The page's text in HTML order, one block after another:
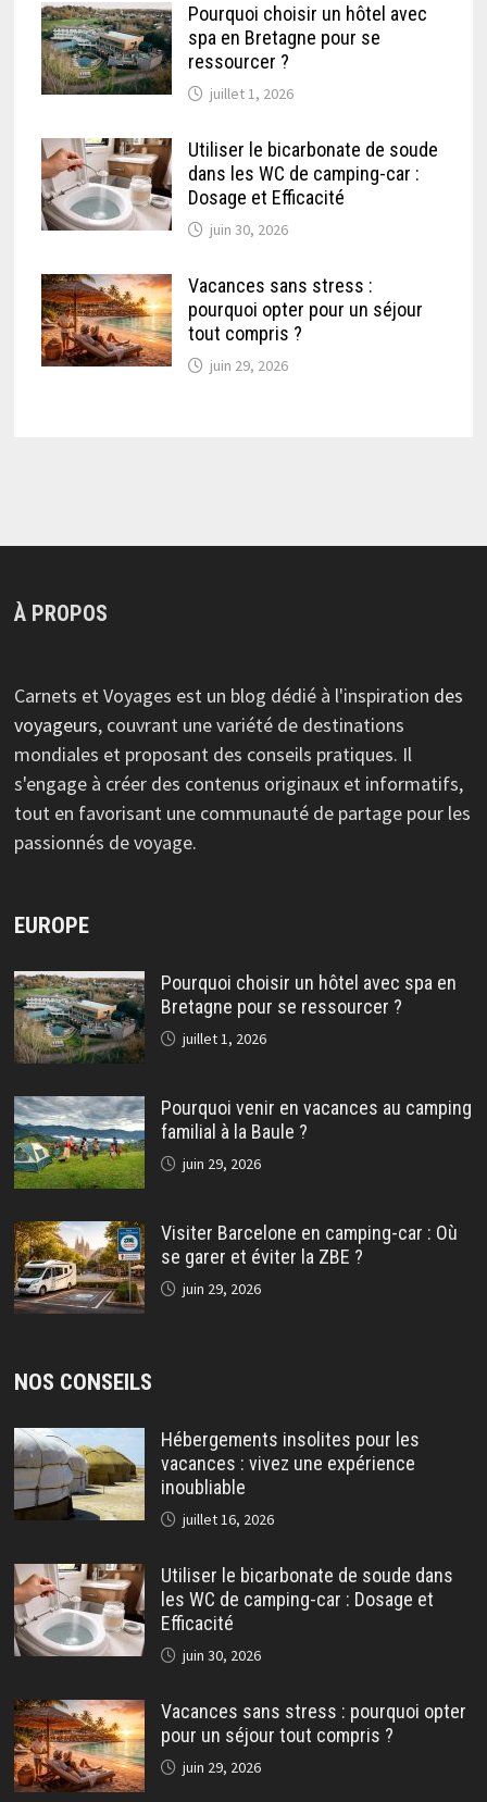
Pourquoi choisir un hôtel avec
spa en Bretagne pour se
ressourcer ?
juillet 1, 2026
Utiliser le bicarbonate de soude
dans les WC de camping-car :
Dosage et Efficacité
juin 30, 2026
Vacances sans stress :
pourquoi opter pour un séjour
tout compris ?
juin 29, 2026
À PROPOS
Carnets et Voyages est un blog dédié à l'inspiration des
voyageurs, couvrant une variété de destinations
mondiales et proposant des conseils pratiques. Il
s'engage à créer des contenus originaux et informatifs,
tout en favorisant une communauté de partage pour les
passionnés de voyage.
EUROPE
Pourquoi choisir un hôtel avec spa en
Bretagne pour se ressourcer ?
juillet 1, 2026
Pourquoi venir en vacances au camping
familial à la Baule ?
juin 29, 2026
Visiter Barcelone en camping-car : Où
se garer et éviter la ZBE ?
juin 29, 2026
NOS CONSEILS
Hébergements insolites pour les
vacances : vivez une expérience
inoubliable
juillet 16, 2026
Utiliser le bicarbonate de soude dans
les WC de camping-car : Dosage et
Efficacité
juin 30, 2026
Vacances sans stress : pourquoi opter
pour un séjour tout compris ?
juin 29, 2026